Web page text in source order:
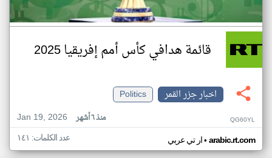
قائمة هدافي كأس أمم إفريقيا 2025
اخبار جزر القمر
Politics
Jan 19, 2026
منذ ٦ أشهر QG60YL
ار تي عربي• arabic.rt.com عدد الكلمات: ١٤١